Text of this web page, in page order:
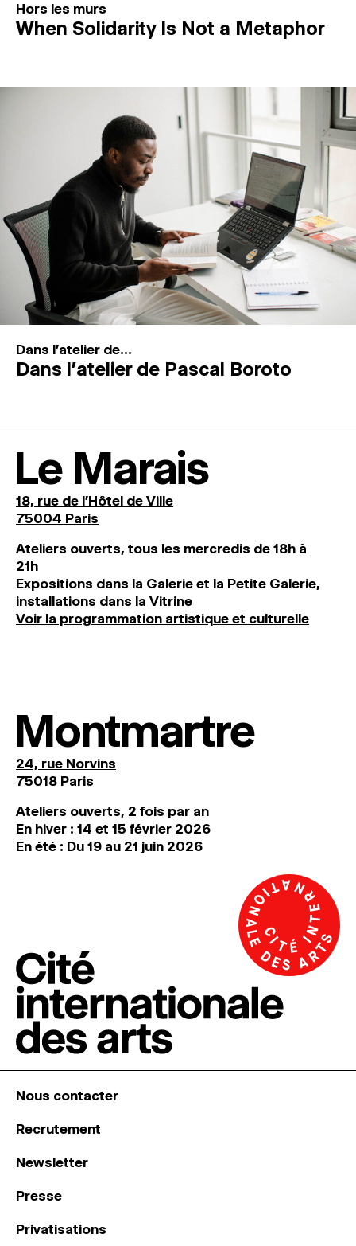
Hors les murs
When Solidarity Is Not a Metaphor
Dans l'atelier de...
Dans l’atelier de Pascal Boroto
Le Marais
18, rue de l'Hôtel de Ville
75004 Paris
Ateliers ouverts, tous les mercredis de 18h à
21h
Expositions dans la Galerie et la Petite Galerie,
installations dans la Vitrine
Voir la programmation artistique et culturelle
Montmartre
24, rue Norvins
75018 Paris
Ateliers ouverts, 2 fois par an
En hiver : 14 et 15 février 2026
En été : Du 19 au 21 juin 2026
Nous contacter
Recrutement
Newsletter
Presse
Privatisations